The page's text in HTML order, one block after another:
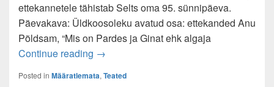
ettekannetele tähistab Selts oma 95. sünnipäeva.
Päevakava: Üldkoosoleku avatud osa: ettekanded Anu
Põldsam, “Mis on Pardes ja Ginat ehk algaja
Continue reading 18. märtsil 2016 tähistab Akadeemilise
→
Posted in Määratlemata, Teated